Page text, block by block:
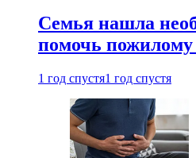
Семья нашла
помочь пожилому
1 год спустя1 год спустя